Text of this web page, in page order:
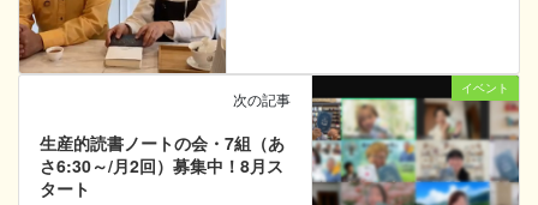
イベント
次の記事
生産的読書ノートの会・7組（あ
さ6:30～/月2回）募集中！8月ス
タート